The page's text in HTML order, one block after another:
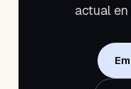
actual